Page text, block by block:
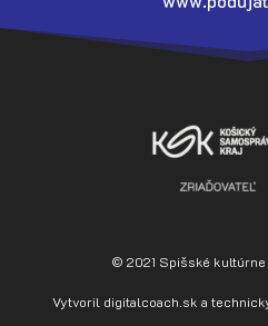
© 2021 Spišské
Vytvoril digitalcoach.sk a